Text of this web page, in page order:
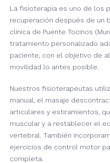
La fisioterapia es uno de los
recuperación después de un
clínica de Puente Tocinos
tratamiento personalizado
paciente, con el objetivo de
movilidad lo antes posible.
Nuestros fisioterapeutas
manual, el masaje
articulares y estiramientos,
muscular y a restablecer el
vertebral. También
ejercicios de control motor
completa.